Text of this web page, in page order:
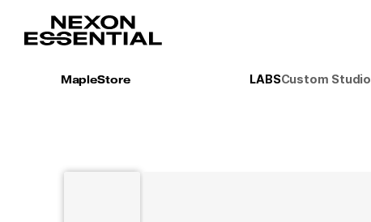
MapleStore LABSCustom Studio